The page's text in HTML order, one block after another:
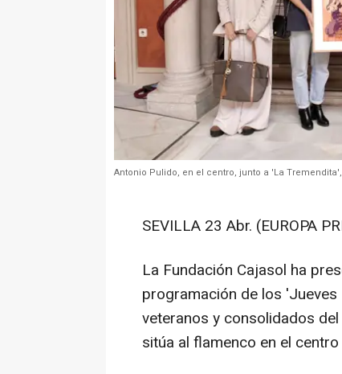
Antonio Pulido, en el centro, junto a 'La
SEVILLA 23 Abr. (EUROPA
La Fundación Cajasol ha
programación de los
veteranos y consolidados
sitúa al flamenco en el